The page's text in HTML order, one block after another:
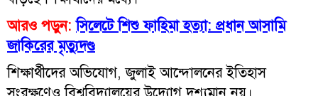
আরও পড়ুন: সিলেটে শিশু ফাহিমা হত্যা: প্রধান আসামি
জাকিরের মৃত্যুদণ্ড
শিক্ষার্থীদের অভিযোগ, জুলাই আন্দোলনের ইতিহাস
সংরক্ষণেও বিশ্ববিদ্যালয়ের উদ্যোগ দৃশ্যমান নয়।